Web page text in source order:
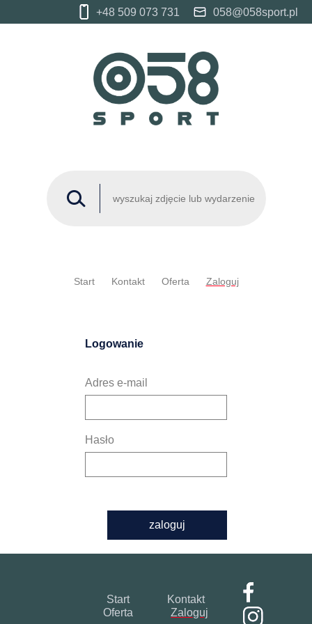
+48 509 073 731 058@058sport.pl
Start Kontakt Oferta Zaloguj
Logowanie
Adres e-mail
Hasło
zaloguj
Start
Kontakt
Oferta
Zaloguj